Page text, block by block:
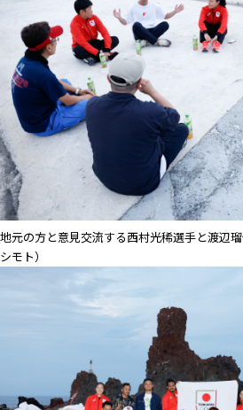
地元の方と意見交流する西村光稀選手と渡辺
シモト）